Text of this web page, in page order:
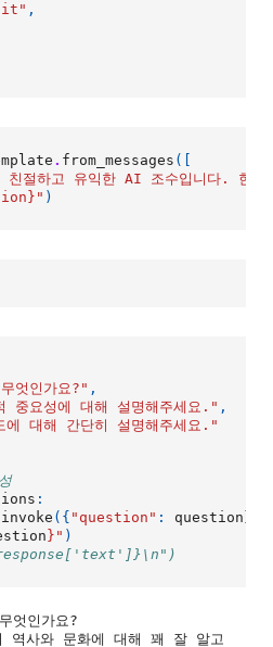
it" ,
. from_messages ([
친절하고 유익한 AI 조수입니다. 한
" )
엇인가요?" ,
중요성에 대해 설명해주세요." ,
에 대해 간단히 설명해주세요."
:
invoke ({ "question" : question
} " )
엇인가요?
사와 문화에 대해 꽤 잘 알고